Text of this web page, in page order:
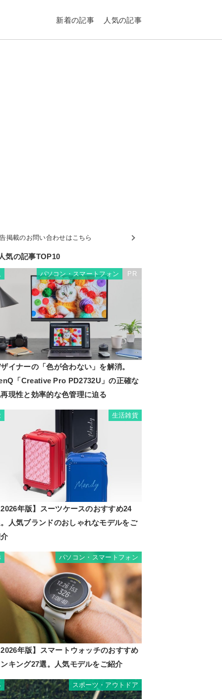
新着の記事 人気の記事
掲載のお問い合わせはこちら
気の記事TOP10
パソコン・スマートフォン PR
イナーの「色が合わない」を解消。
「Creative Pro PD2732U」の正確な
現性と効率的な色管理に迫る
生活雑貨
年版】スーツケースのおすすめ24
人気ブランドのおしゃれなモデルをご
パソコン・スマートフォン
年版】スマートウォッチのおすすめ
キング27選。人気モデルをご紹介
スポーツ・アウトドア